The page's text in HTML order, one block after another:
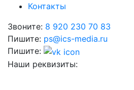
Контакты
Звоните: 8 920 230 70 83
Пишите: ps@ics-media.ru
Пишите:
Наши реквизиты: